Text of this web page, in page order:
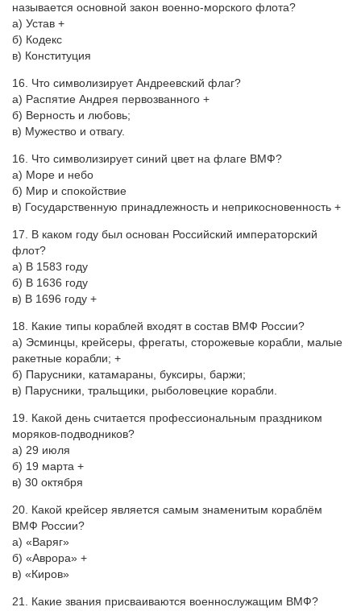
называется основной закон военно-морского флота?
а) Устав +
б) Кодекс
в) Конституция
16. Что символизирует Андреевский флаг?
а) Распятие Андрея первозванного +
б) Верность и любовь;
в) Мужество и отвагу.
16. Что символизирует синий цвет на флаге ВМФ?
а) Море и небо
б) Мир и спокойствие
в) Государственную принадлежность и неприкосновенность +
17. В каком году был основан Российский императорский
флот?
а) В 1583 году
б) В 1636 году
в) В 1696 году +
18. Какие типы кораблей входят в состав ВМФ России?
а) Эсминцы, крейсеры, фрегаты, сторожевые корабли, малые
ракетные корабли; +
б) Парусники, катамараны, буксиры, баржи;
в) Парусники, тральщики, рыболовецкие корабли.
19. Какой день считается профессиональным праздником
моряков-подводников?
а) 29 июля
б) 19 марта +
в) 30 октября
20. Какой крейсер является самым знаменитым кораблём
ВМФ России?
а) «Варяг»
б) «Аврора» +
в) «Киров»
21. Какие звания присваиваются военнослужащим ВМФ?